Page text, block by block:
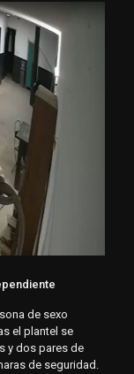
de sexo
el plantel se
y dos pares de
de seguridad.